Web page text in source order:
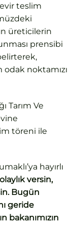
teslim
üreticilerin
prensibi
noktamızı
Tarım Ve
töreni ile
hayırlı
versin,
Bugün
geride
bakanımızın